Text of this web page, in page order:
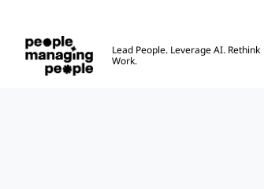
Lead People. Leverage AI. Rethink
Work.